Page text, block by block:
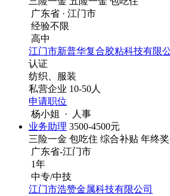
广东省 · 江门市
经验不限
高中
江门市新普华复合胶粘科技有限
认证
纺织、服装
私营企业 10-50人
申请职位
杨小姐 · 人事
业务助理 3500-4500元
三险一金 包吃住 综合补贴 年终
广东省-江门市
1年
中专/中技
江门市浩赞金属科技有限公司